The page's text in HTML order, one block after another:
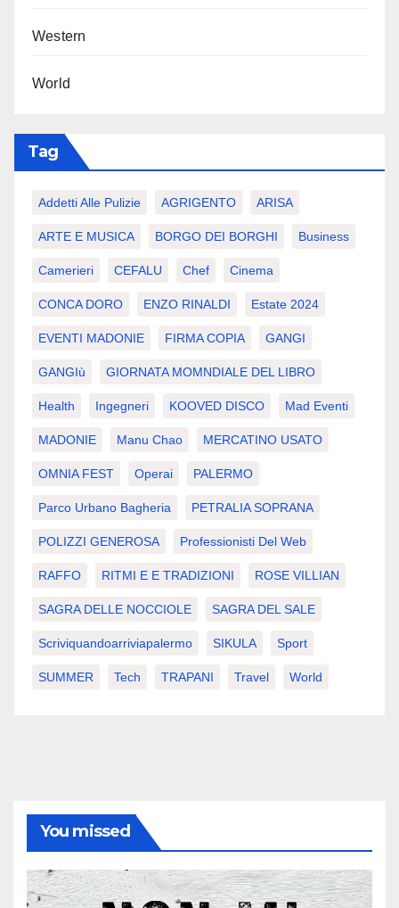
Western
World
Tag
Addetti Alle Pulizie AGRIGENTO ARISA
ARTE E MUSICA BORGO DEI BORGHI Business
Camerieri CEFALU Chef Cinema
CONCA DORO ENZO RINALDI Estate 2024
EVENTI MADONIE FIRMA COPIA GANGI
GANGIù GIORNATA MOMNDIALE DEL LIBRO
Health Ingegneri KOOVED DISCO Mad Eventi
MADONIE Manu Chao MERCATINO USATO
OMNIA FEST Operai PALERMO
Parco Urbano Bagheria PETRALIA SOPRANA
POLIZZI GENEROSA Professionisti Del Web
RAFFO RITMI E E TRADIZIONI ROSE VILLIAN
SAGRA DELLE NOCCIOLE SAGRA DEL SALE
Scriviquandoarriviapalermo SIKULA Sport
SUMMER Tech TRAPANI Travel World
You missed